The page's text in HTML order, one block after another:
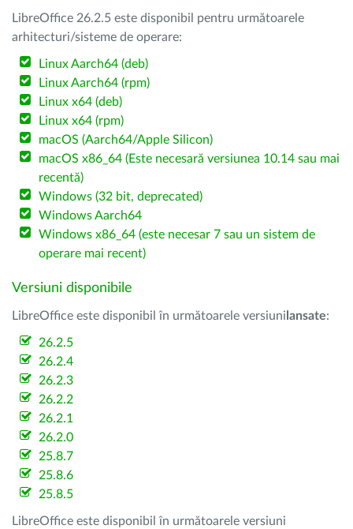
LibreOffice 26.2.5 este disponibil pentru următoarele
arhitecturi/sisteme de operare:
Linux Aarch64 (deb)
Linux Aarch64 (rpm)
Linux x64 (deb)
Linux x64 (rpm)
macOS (Aarch64/Apple Silicon)
macOS x86_64 (Este necesară versiunea 10.14 sau mai
recentă)
Windows (32 bit, deprecated)
Windows Aarch64
Windows x86_64 (este necesar 7 sau un sistem de
operare mai recent)
Versiuni disponibile
LibreOffice este disponibil în următoarele versiuni lansate:
26.2.5
26.2.4
26.2.3
26.2.2
26.2.1
26.2.0
25.8.7
25.8.6
25.8.5
LibreOffice este disponibil în următoarele versiuni